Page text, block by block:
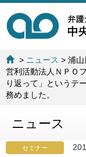
> ニュース >浦
営利活動法人ＮＰＯ
り返って」というテ
務めました。
ニュース
セミナー